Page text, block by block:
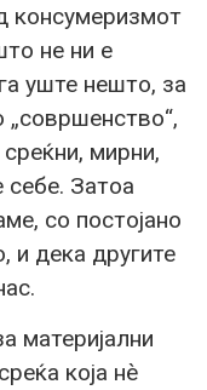
консумеризмот
не ни е
уште нешто, за
„совршенство“,
мирни,
Затоа
со постојано
и дека другите
материјални
која нè